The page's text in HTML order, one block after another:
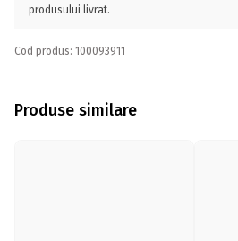
produsului livrat.
Cod produs: 100093911
Produse similare